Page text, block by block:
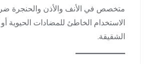
متخصص في الأنف والأذن والحنجرة
الاستخدام الخاطئ للمضادات الحيوية
الشقيقة.